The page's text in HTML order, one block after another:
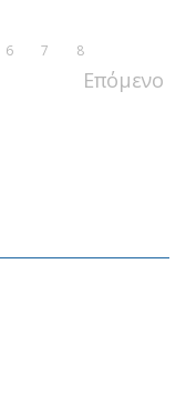
6 7
8
Επόμενο